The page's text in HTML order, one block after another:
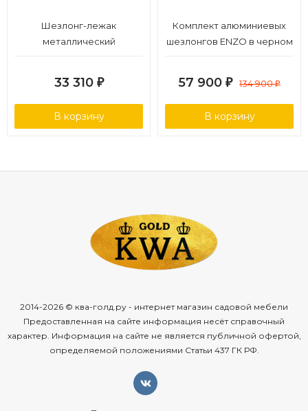
Шезлонг-лежак
металлический
33 310 ₽
В корзину
Комплект алюминиевых
шезлонгов ENZO в черном
57 900 ₽ 134 900₽
В корзину
2014-2026 © ква-голд.ру - интернет магазин садовой мебели
Предоставленная на сайте информация несёт справочный
характер. Информация на сайте не является публичной офертой,
определяемой положениями Статьи 437 ГК РФ.